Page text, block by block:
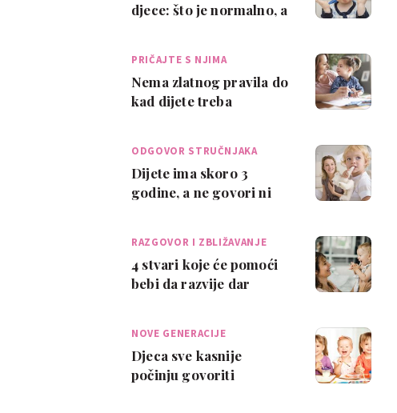
djece: što je normalno, a
PRIČAJTE S NJIMA
Nema zlatnog pravila do
kad dijete treba
ODGOVOR STRUČNJAKA
Dijete ima skoro 3
godine, a ne govori ni
RAZGOVOR I ZBLIŽAVANJE
4 stvari koje će pomoći
bebi da razvije dar
NOVE GENERACIJE
Djeca sve kasnije
počinju govoriti